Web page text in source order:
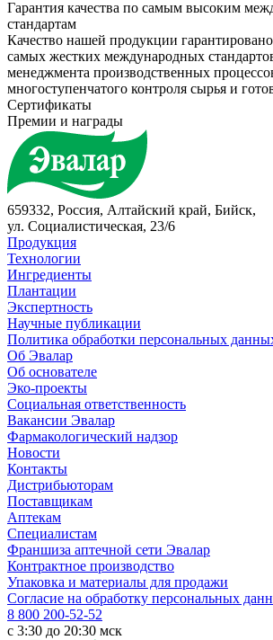
Гарантия качества по самым высоким
стандартам
Качество нашей продукции
самых жестких международных
менеджмента производственных
многоступенчатого контроля сырья и
Сертификаты
Премии и награды
659332, Россия, Алтайский край, Бийск,
ул. Социалистическая, 23/6
Продукция
Технологии
Ингредиенты
Плантации
Экспертность
Научные публикации
Политика обработки персональных
Об Эвалар
Об основателе
Эко-проекты
Социальная ответственность
Вакансии Эвалар
Фармакологический надзор
Новости
Контакты
Дистрибьюторам
Поставщикам
Аптекам
Специалистам
Франшиза аптечной сети Эвалар
Контрактное производство
Упаковка и материалы для продажи
Согласие на обработку персональных
8 800 200-52-52
c 3:30 до 20:30 мск